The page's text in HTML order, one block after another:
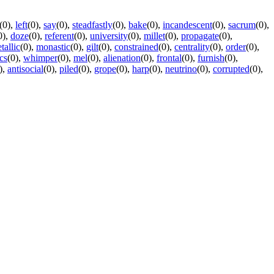
(0), left(0), say(0), steadfastly(0), bake(0), incandescent(0), sacrum(0),
, doze(0), referent(0), university(0), millet(0), propagate(0),
(0), monastic(0), gilt(0), constrained(0), centrality(0), order(0),
(0), whimper(0), mel(0), alienation(0), frontal(0), furnish(0),
, antisocial(0), piled(0), grope(0), harp(0), neutrino(0), corrupted(0),